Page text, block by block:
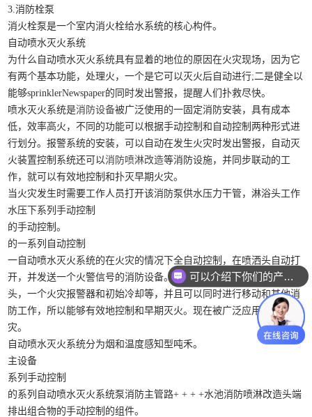
3.消防栓泵
消火栓泵是一个室内消火栓给水系统的核心构件。
自动喷水灭火系统
为什么自动喷水灭火系统具有显着的地位的原因在火灾现场，因为它
有两个基本功能，处理火，一个是它可以灭火后自动进行;二是健全以
能够sprinklerNewspaper的同时发出警报，提醒人们扑救尽快。
喷水灭火系统是消防设备被广泛使用的一固定消防安装，具有成本
低，效率高火，不同的功能可以根据手动控制和自动控制两种形式进
行划分。报警系统的安装，可以自动在发生火灾时发出警报，自动灭
火装置控制系统还可以消防喷淋改造等消防设施，并同步联动的工
作，就可以有效地控制和扑灭早期火灾。
当火灾发生时需要工作人员打开该消防泵供水压力干管，淋浴头工作
水压下系列手动控制
的手动控制。
的一系列自动控制
一自动喷水灭火系统的在火灾的情况下全自动控制，在喷洒头自动打
开，并发送一个火警信号的消防设备。具有自动喷水灭火系统中的喷
头，一个火灾报警器和初始冷却等，并且可以同时进行移动和其他消
防工作，所以能够有效地控制和早期灭火。现在被广泛应用于建筑火
灾。
自动喷水灭火系统分为烟和温度感知型吨禾。
主设备
系列手动控制
的系列自动喷水灭火系统泵消防主管路+ + + +水池消防喷淋改造头端
排出组合物的手动控制的组件。